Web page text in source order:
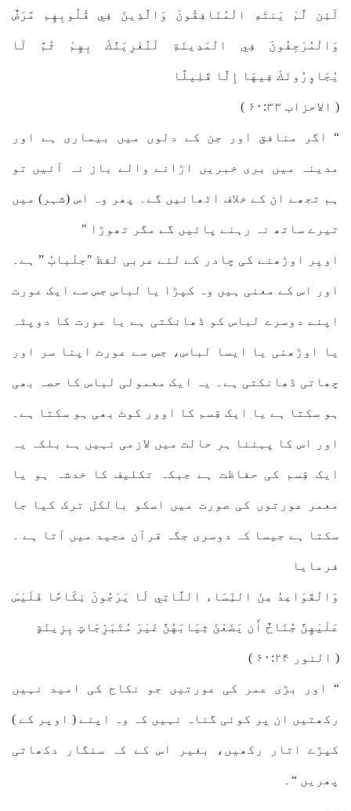
لَئِن لَّمْ يَنتَهِ الْمُنَافِقُونَ وَالَّذِينَ فِي قُلُوبِهِم مَّرَضٌ
وَالْمُرْجِفُونَ فِي الْمَدِينَةِ لَنُغْرِيَنَّكَ بِهِمْ ثُمَّ لَا
يُجَاوِرُونَكَ فِيهَا إِلَّا قَلِيلًا
( الاحزاب ۶۰:۳۳ )
“ اگر منافق اور جن کے دلوں میں بیماری ہے اور
مدینہ میں بری خبریں اڑانے والے باز نہ آئیں تو
ہم تجھے ان کے خلاف اٹھائیں گے۔ پھر وہ اس (شہر) میں
تیرے ساتھ نہ رہنے پائیں گے مگر تھوڑا "
اوپر اوڑھنے کی چادر کے لئے عربی لفظ "جلْبابُ ” ہے۔
اور اس کے معنی ہیں وہ کپڑا یا لباس جس سے ایک عورت
اپنے دوسرے لباس کو ڈھانکتی ہے یا عورت کا دوپٹہ
یا اوڑھنی یا ایسا لباس، جس سے عورت اپنا سر اور
چھاتی ڈھانکتی ہے۔ یہ ایک معمولی لباس کا حصہ بھی
ہو سکتا ہے یا ایک قِسم کا اوور کوٹ بھی ہو سکتا ہے۔
اور اس کا پہننا ہر حالت میں لازمی نہیں ہے بلکہ یہ
ایک قِسم کی حفاظت ہے جبکہ تکلیف کا خدشہ ہو یا
معمر عورتوں کی صورت میں اسکو بالکل ترک کیا جا
سکتا ہے جیسا کہ دوسری جگہ قرآن مجید میں آتا ہے ۔
فرمایا
وَالْقَوَاعِدُ مِنَ النِّسَاء اللَّاتِي لَا يَرْجُونَ نِكَاحًا فَلَيْسَ
عَلَيْهِنَّ جُنَاحٌ أَن يَضَعْنَ ثِيَابَهُنَّ غَيْرَ مُتَبَرِّجَاتٍ بِزِينَةٍ
( النور ۶۰:۲۴ )
“ اور بڑی عمر کی عورتیں جو نکاح کی امید نہیں
رکھتیں ان پر کوئی گناہ نہیں کہ وہ اپنے ( اوپر کے )
کپڑے اتار رکھیں، بغیر اس کے کہ سنگار دکھاتی
پھریں “۔